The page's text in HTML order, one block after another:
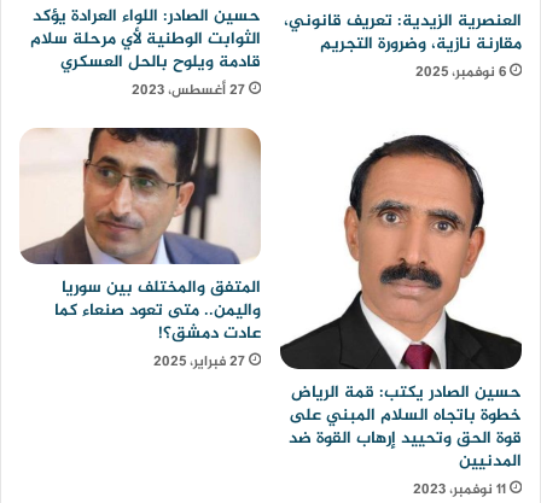
العنصرية الزيدية: تعريف قانوني،
مقارنة نازية، وضرورة التجريم
6 نوفمبر، 2025
حسين الصادر: اللواء العرادة يؤكد
الثوابت الوطنية لأي مرحلة سلام
قادمة ويلوح بالحل العسكري
27 أغسطس، 2023
حسين الصادر يكتب: قمة الرياض
خطوة باتجاه السلام المبني على
قوة الحق وتحييد إرهاب القوة ضد
المدنيين
11 نوفمبر، 2023
المتفق والمختلف بين سوريا
واليمن.. متى تعود صنعاء كما
عادت دمشق؟!
27 فبراير، 2025